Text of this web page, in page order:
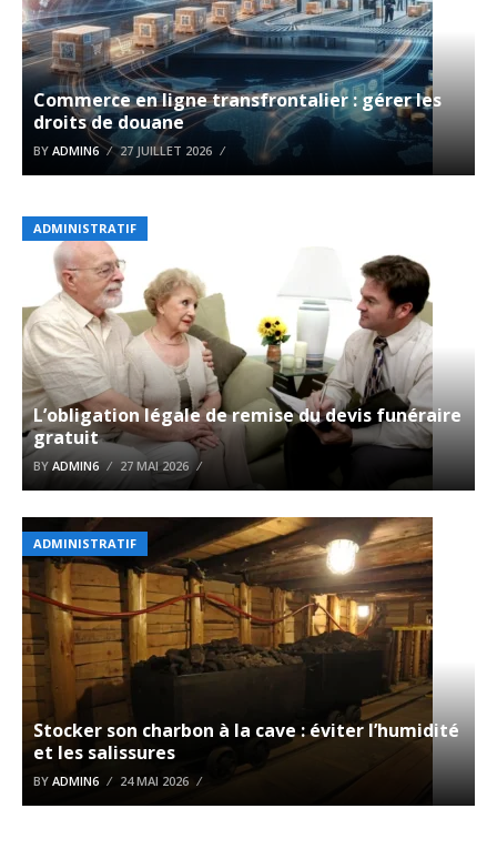
Commerce en ligne transfrontalier : gérer les
droits de douane
BY ADMIN6 27 JUILLET 2026
ADMINISTRATIF
L’obligation légale de remise du devis funéraire
gratuit
BYADMIN6 27 MAI 2026
ADMINISTRATIF
Stocker son charbon à la cave : éviter l’humidité
et les salissures
BY ADMIN6 24 MAI 2026